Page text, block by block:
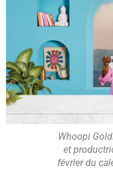
Whoopi
et
février du